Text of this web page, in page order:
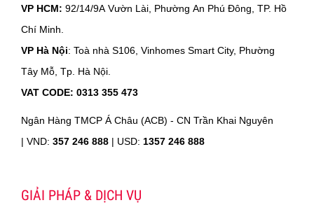
VP HCM: 92/14/9A Vườn Lài, Phường An Phú Đông, TP. Hồ
Chí Minh.
VP Hà Nội: Toà nhà S106, Vinhomes Smart City, Phường
Tây Mỗ, Tp. Hà Nội.
VAT CODE: 0313 355 473
Ngân Hàng TMCP Á Châu (ACB) - CN Trần Khai Nguyên
| VND: 357 246 888 | USD: 1357 246 888
GIẢI PHÁP & DỊCH VỤ